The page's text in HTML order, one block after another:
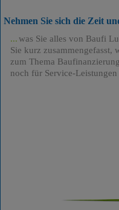
Nehmen Sie sich die Zeit
was Sie alles von Baufi
Sie kurz zusammengefasst,
zum Thema
noch für Service-